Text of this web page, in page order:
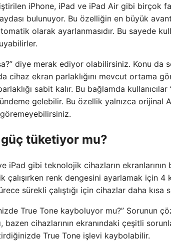
iPhone, iPad ve iPad Air gibi birçok
bulunuyor. Bu özelliğin en büyük
olarak ayarlanmasıdır. Bu sayede
diye merak ediyor olabilirsiniz. Konu da
cihaz ekran parlaklığını mevcut ortama
sabit kalır. Bu bağlamda
gelebilir. Bu özellik yalnızca orijinal
tüketiyor mu?
iPad gibi teknolojik cihazların
çalışırken renk dengesini ayarlamak için 4
sürekli çalıştığı için cihazlar daha kısa
True Tone kayboluyor mu?” Sorunun
bazen cihazlarının ekranındaki çeşitli
True Tone işlevi kaybolabilir.